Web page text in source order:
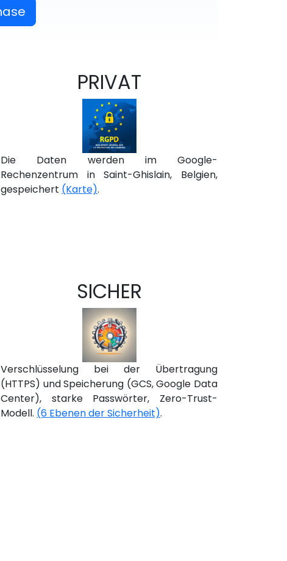
PRIVAT
Die Daten werden im Google-
Rechenzentrum in Saint-Ghislain, Belgien,
gespeichert (Karte).
SICHER
Verschlüsselung bei der Übertragung
(HTTPS) und Speicherung (GCS, Google Data
Center), starke Passwörter, Zero-Trust-
Modell. (6 Ebenen der Sicherheit).